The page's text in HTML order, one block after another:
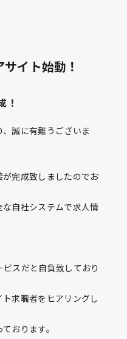
イト始動！
！
誠に有難うございま
完成致しましたのでお
自社システムで求人情
ビスだと自負致しており
求職者をヒアリングし
おります。